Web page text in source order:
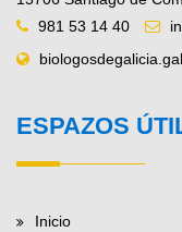
981 53 14 40
biologosdegalicia.gal
ESPAZOS
Inicio